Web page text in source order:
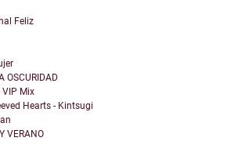
Feliz
OSCURIDAD
VIP Mix
Hearts - Kintsugi
VERANO